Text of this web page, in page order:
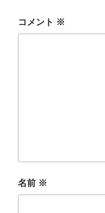
コメント ※
名前 ※